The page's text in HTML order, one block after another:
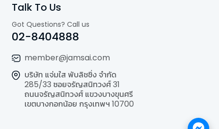
Talk To Us
Got Questions? Call us
02-8404888
member@jamsai.com
บริษัท แจ่มใส พับลิชชิ่ง จำกัด
285/33 ซอยจรัญสนิทวงศ์ 31
ถนนจรัญสนิทวงศ์ แขวงบางขุนศรี
เขตบางกอกน้อย กรุงเทพฯ 10700